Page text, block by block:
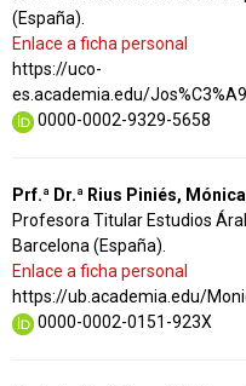
(España).
Enlace a ficha personal
https://uco-
es.academia.edu/
0000-0002-9329-5658
Prf.ª Dr.ª Rius Piniés, Mónica
Profesora Titular Estudios
Barcelona (España).
Enlace a ficha personal
https://ub.academia.edu/
0000-0002-0151-923X